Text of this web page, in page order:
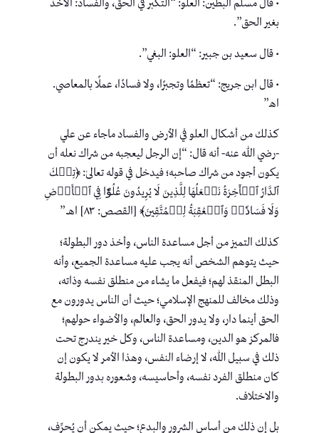
• قال مسلم البطين: العلو: “التكبر في الحق، والفساد: الأخذ
بغير الحق”.
• قال سعيد بن جبير: “العلو: البغي”.
• قال ابن جريج: “تعظمًا وتجبرًا، ولا فسادًا، عملًا بالمعاصي.
اهـ”
كذلك من أشكال العلو في الأرض والفساد ماجاء عن علي
-رضي الله عنه- أنه قال: “إن الرجل ليعجبه من شراك نعله أن
يكون أجود من شراك صاحبه؛ فيدخل في قوله تعالىٰ: ﴿تِلۡكَ
ٱلدَّارُ ٱلۡأٓخِرَةُ نَجۡعَلُهَا لِلَّذِينَ لَا يُرِيدُونَ عُلُوّٗا فِي ٱلۡأَرۡضِ
وَلَا فَسَادٗاۚ وَٱلۡعَٰقِبَةُ لِلۡمُتَّقِينَ﴾ [القصص: ٨٣] اهـ.”
كذلك التميز من أجل مساعدة الناس، وأخذ دور البطولة؛
حيث يتوهم الشخص أنه يجب عليه مساعدة الجميع، وأنه
البطل المنقذ لهم؛ فيفعل ما يشاء من منطلق نفسه وذاته،
وذلك مخالف للمنهج الإسلامي؛ حيث أن الناس يدورون مع
الحق أينما دار، ولا يدور الحق، والعالم، والأضواء حولهم؛
فالمركز هو الدين، ومساعدة الناس، وكل خير يندرج تحت
ذلك في سبيل الله، لا إرضاء النفس، وهذا الأمر لا يكون إن
كان منطلق الفرد نفسه، وأحاسيسه، وشعوره بدور البطولة
والاختلاف.
بل إن ذلك من أساس الشرور والبدع؛ حيث يمكن أن يُحرِّف،